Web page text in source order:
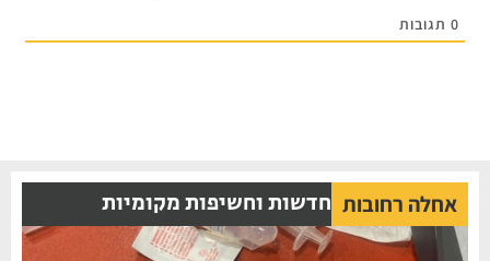
תגובות
אחלה רחובות חדשות וחשיפות מקומיות